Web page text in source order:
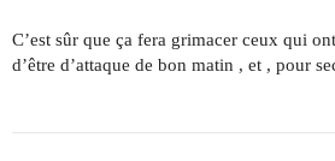
C’est sûr que ça fera grimacer ceux qui
d’être d’attaque de bon matin , et , pour